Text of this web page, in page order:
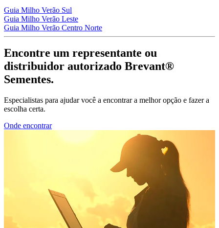
Guia Milho Verão Sul
Guia Milho Verão Leste
Guia Milho Verão Centro Norte
Encontre um representante ou
distribuidor autorizado Brevant®
Sementes.
Especialistas para ajudar você a encontrar a melhor opção e fazer a
escolha certa.
Onde encontrar